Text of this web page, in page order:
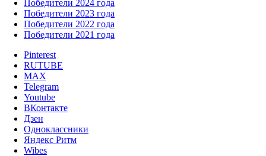
Победители 2024 года
Победители 2023 года
Победители 2022 года
Победители 2021 года
Pinterest
RUTUBE
MAX
Telegram
Youtube
ВКонтакте
Дзен
Одноклассники
Яндекс Ритм
Wibes